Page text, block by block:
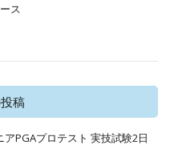
ス
稿
PGAプロテスト 実技試験2日